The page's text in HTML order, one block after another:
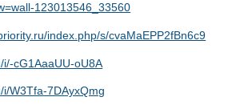
123013546_33560
index.php/s/cvaMaEPP2fBn6c9
cG1AaaUU-oU8A
W3Tfa-7DAyxQmg